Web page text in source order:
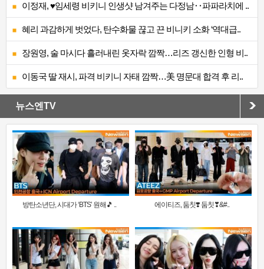
이정재, ♥임세령 비키니 인생샷 남겨주는 다정남‥파파라치에 ..
혜리 과감하게 벗었다, 탄수화물 끊고 끈 비니키 소화 ‘역대급..
장원영, 술 마시다 흘러내린 옷자락 깜짝…리즈 갱신한 인형 비..
이동국 딸 재시, 파격 비키니 자태 깜짝…美 명문대 합격 후 리..
뉴스엔TV
방탄소년단, 시대가 ‘BTS’ 원해🎵 .. 에이티즈, 둠칫❣️ 둠칫❣&#..